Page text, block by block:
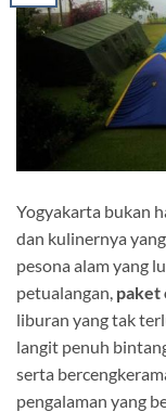
Yogyakarta bukan
dan kulinernya
pesona alam yang
petualangan, paket
liburan yang tak
langit penuh
serta
pengalaman yang